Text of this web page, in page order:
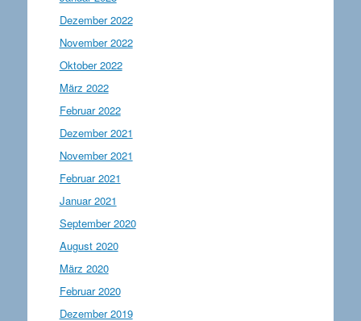
Dezember 2022
November 2022
Oktober 2022
März 2022
Februar 2022
Dezember 2021
November 2021
Februar 2021
Januar 2021
September 2020
August 2020
März 2020
Februar 2020
Dezember 2019